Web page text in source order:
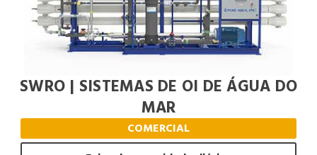
SWRO | SISTEMAS DE OI DE ÁGUA DO
MAR
COMERCIAL